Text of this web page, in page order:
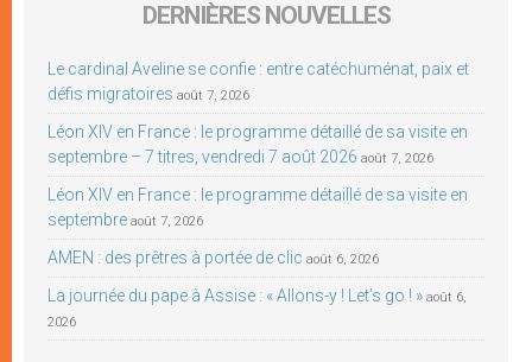
DERNIÈRES NOUVELLES
Le cardinal Aveline se confie : entre catéchuménat, paix et
défis migratoires août 7, 2026
Léon XIV en France : le programme détaillé de sa visite en
septembre – 7 titres, vendredi 7 août 2026 août 7, 2026
Léon XIV en France : le programme détaillé de sa visite en
septembre août 7, 2026
AMEN : des prêtres à portée de clic août 6, 2026
La journée du pape à Assise : « Allons-y ! Let’s go ! » août 6,
2026